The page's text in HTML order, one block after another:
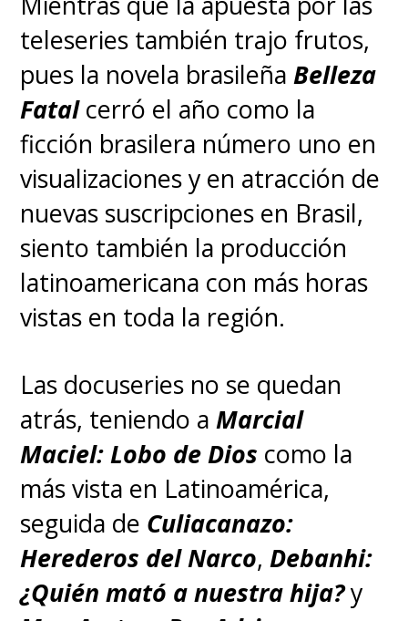
teleseries también trajo frutos,
pues la novela brasileñaBelleza
Fatal cerró el año como la
ficción brasilera número uno en
visualizaciones y en atracción de
nuevas suscripciones en Brasil,
siento también la producción
latinoamericana con más horas
vistas en toda la región.
Las docuseries no se quedan
atrás, teniendo a Marcial
Maciel: Lobo de Dios como la
más vista en Latinoamérica,
seguida de Culiacanazo:
Herederos del Narco,Debanhi:
¿Quién mató a nuestra hija?y